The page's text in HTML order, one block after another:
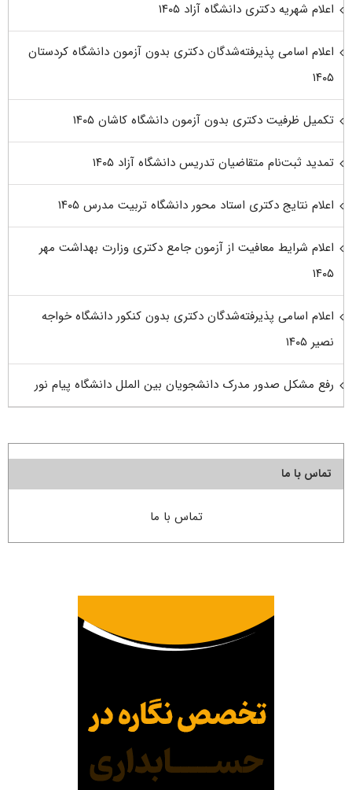
اعلام شهریه دکتری دانشگاه آزاد ۱۴۰۵
اعلام اسامی پذیرفته‌شدگان دکتری بدون آزمون دانشگاه کردستان
۱۴۰۵
تکمیل ظرفیت دکتری بدون آزمون دانشگاه کاشان ۱۴۰۵
تمدید ثبت‌نام متقاضیان تدریس دانشگاه آزاد ۱۴۰۵
اعلام نتایج دکتری استاد محور دانشگاه تربیت مدرس ۱۴۰۵
اعلام شرایط معافیت از آزمون جامع دکتری وزارت بهداشت مهر
۱۴۰۵
اعلام اسامی پذیرفته‌شدگان دکتری بدون کنکور دانشگاه خواجه
نصیر ۱۴۰۵
رفع مشکل صدور مدرک دانشجویان بین الملل دانشگاه پیام نور
تماس با ما
تماس با ما